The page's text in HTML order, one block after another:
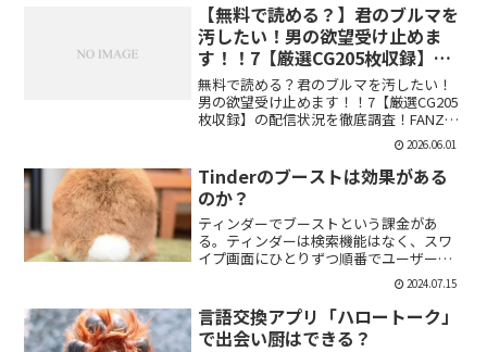
【無料で読める？】君のブルマを
汚したい！男の欲望受け止めま
す！！7【厳選CG205枚収録】
【虚構クラブ】
無料で読める？君のブルマを汚したい！
男の欲望受け止めます！！7【厳選CG205
枚収録】の配信状況を徹底調査！FANZA
での販売形式やサンプル視聴、レビュー
評価もまとめています。今すぐチェッ
ク！【d_544876】
2026.06.01
Tinderのブーストは効果がある
のか？
ティンダーでブーストという課金があ
る。ティンダーは検索機能はなく、スワ
イプ画面にひとりずつ順番でユーザーが
表示される。その順番を優先して表示す
ることができる課金がブーストだ。ブー
スト1つ消費で30分間、ブースト2つ消費
で2時間の優先表示がさ...
2024.07.15
言語交換アプリ「ハロートーク」
で出会い厨はできる？